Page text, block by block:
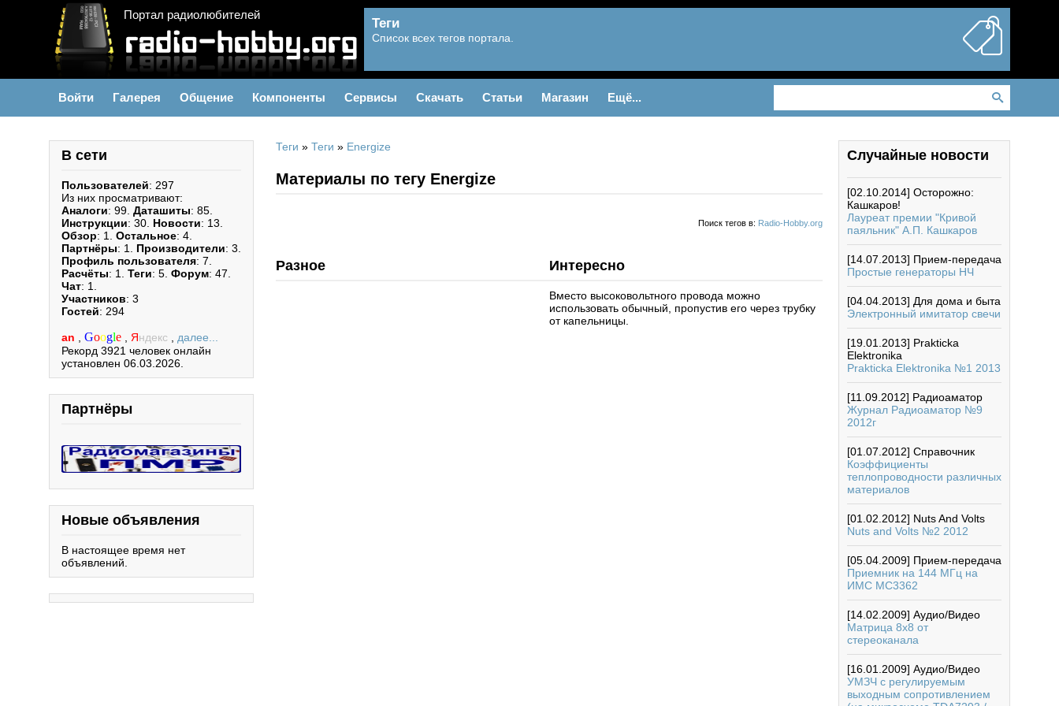
Портал радиолюбителей
Теги
Список всех тегов портала.
Войти Галерея Общение Компоненты Сервисы Скачать Статьи Магазин Ещё...
В сети
Пользователей: 297
Из них просматривают:
Аналоги: 99. Даташиты: 85.
Инструкции: 30. Новости: 13.
Обзор: 1. Остальное: 4.
Партнёры: 1. Производители: 3.
Профиль пользователя: 7.
Расчёты: 1. Теги: 5. Форум: 47.
Чат: 1.
Участников: 3
Гостей: 294
an Google Яндекс
далее...
Рекорд 3921 человек онлайн
установлен 06.03.2026.
Партнёры
Новые объявления
В настоящее время нет
объявлений.
Теги » Теги » Energize
Материалы по тегу Energize
Поиск тегов в: Radio-Hobby.org
Разное Интересно
Вместо высоковольтного провода можно
использовать обычный, пропустив его через трубку
от капельницы.
Случайные новости
[02.10.2014] Осторожно:
Кашкаров!
Лауреат премии "Кривой
паяльник" А.П. Кашкаров
[14.07.2013] Прием-передача
Простые генераторы НЧ
[04.04.2013] Для дома и быта
Электронный имитатор свечи
[19.01.2013] Prakticka
Elektronika
Prakticka Elektronika №1 2013
[11.09.2012] Радиоаматор
Журнал Радиоаматор №9
2012г
[01.07.2012] Справочник
Коэффициенты
теплопроводности различных
материалов
[01.02.2012] Nuts And Volts
Nuts and Volts №2 2012
[05.04.2009] Прием-передача
Приемник на 144 МГц на
ИМС МС3362
[14.02.2009] Аудио/Видео
Матрица 8х8 от
стереоканала
[16.01.2009] Аудио/Видео
УМЗЧ с регулируемым
выходным сопротивлением